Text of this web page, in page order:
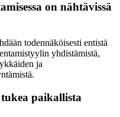
on nähtävissä
todennäköisesti entistä
yhdistämistä,
ja
paikallista